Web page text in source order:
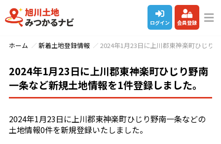
ログイン 会員登録
ホーム 新着土地登録情報 2024年1月23日に上川郡東神楽町ひじり
2024年1月23日に上川郡東神楽町ひじり野南
一条など新規土地情報を1件登録しました。
2024年1月23日に上川郡東神楽町ひじり野南一条などの
土地情報0件を新規登録いたしました。